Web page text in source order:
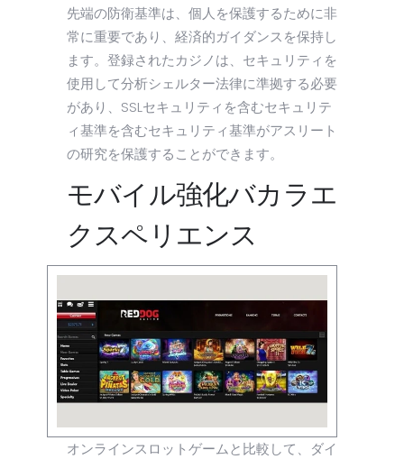
先端の防衛基準は、個人を保護するために非
常に重要であり、経済的ガイダンスを保持し
ます。登録されたカジノは、セキュリティを
使用して分析シェルター法律に準拠する必要
があり、SSLセキュリティを含むセキュリテ
ィ基準を含むセキュリティ基準がアスリート
の研究を保護することができます。
モバイル強化バカラエ
クスペリエンス
オンラインスロットゲームと比較して、ダイ